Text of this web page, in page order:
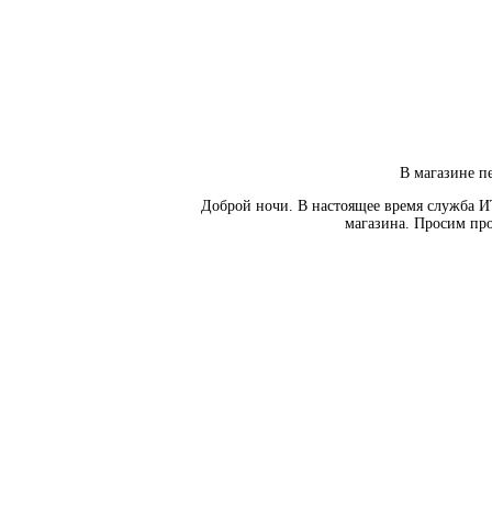
В магазине
Доброй ночи. В настоящее время служба
магазина. Просим